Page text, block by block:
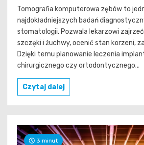
Tomografia komputerowa zębów to
najdokładniejszych badań
stomatologii. Pozwala lekarzowi zajrzeć
szczęki i żuchwy, ocenić stan korzeni,
Dzięki temu planowanie leczenia
chirurgicznego czy ortodontycznego...
Czytaj dalej
3 minut